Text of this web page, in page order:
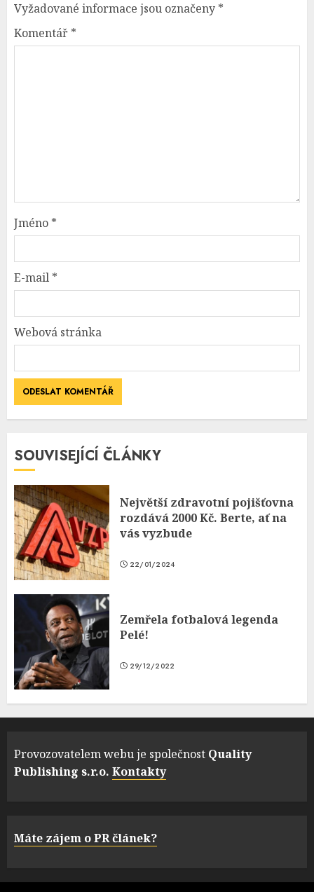
Vyžadované informace jsou označeny *
Komentář *
Jméno *
E-mail *
Webová stránka
SOUVISEJÍCÍ ČLÁNKY
Největší zdravotní pojišťovna
rozdává 2000 Kč. Berte, ať na
vás vyzbude
22/01/2024
Zemřela fotbalová legenda
Pelé!
29/12/2022
Provozovatelem webu je společnost Quality
Publishing s.r.o. Kontakty
Máte zájem o PR článek?